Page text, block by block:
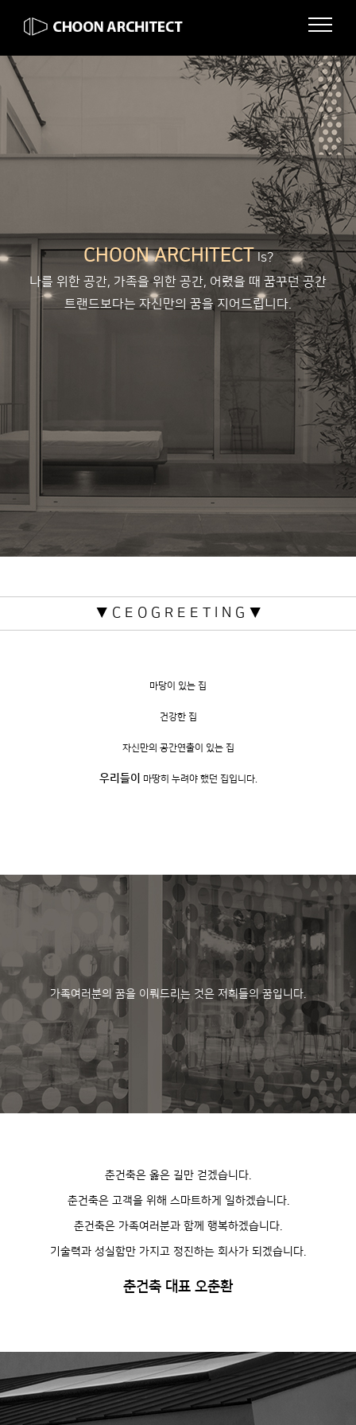
CHOON ARCHITECT Is?
나를 위한 공간, 가족을 위한 공간, 어렸을 때 꿈꾸던 공간
트랜드보다는 자신만의 꿈을 지어드립니다.
▼ C E O G R E E T I N G ▼
마당이 있는 집
건강한 집
자신만의 공간연출이 있는 집
우리들이 마땅히 누려야 했던 집입니다.
가족여러분의 꿈을 이뤄드리는 것은 저희들의 꿈입니다.
춘건축은 옳은 길만 걷겠습니다.
춘건축은 고객을 위해 스마트하게 일하겠습니다.
춘건축은 가족여러분과 함께 행복하겠습니다.
기술력과 성실함만 가지고 정진하는 회사가 되겠습니다.
춘건축 대표 오춘환